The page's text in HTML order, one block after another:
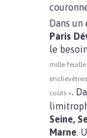
Dans
Paris
le
mille-
coûts ».
Seine,
Marne.